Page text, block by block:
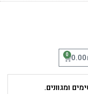
0.00
0
ומגוונים.